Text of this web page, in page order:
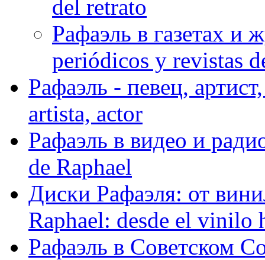
del retrato
Рафаэль в газетах и
periódicos y revistas
Рафаэль - певец,
artista, actor
Рафаэль в видео и
de Raphael
Диски Рафаэля: от
Raphael: desde el vinilo
Рафаэль в Советском